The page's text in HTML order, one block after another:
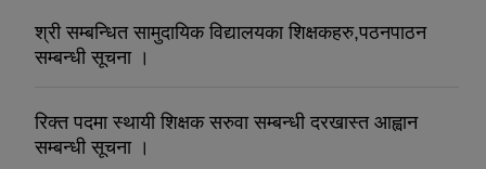
श्री सम्बन्धित सामुदायिक विद्यालयका शिक्षकहरु,पठनपाठन
सम्बन्धी सूचना ।
रिक्त पदमा स्थायी शिक्षक सरुवा सम्बन्धी दरखास्त आह्वान
सम्बन्धी सूचना ।